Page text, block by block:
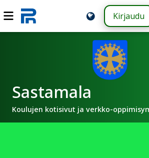
Kirjaudu
Sastamala
Koulujen kotisivut ja verkko-